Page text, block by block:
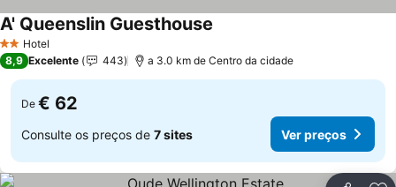
2 Estrelas
Hotel
A' Queenslin Guesthouse
8,9 Excelente 443 a 3.0 km de Centro da cidade
De € 62
Consulte os preços de 7 sites Ver preços